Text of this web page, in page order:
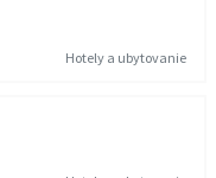
Hotely a ubytovanie